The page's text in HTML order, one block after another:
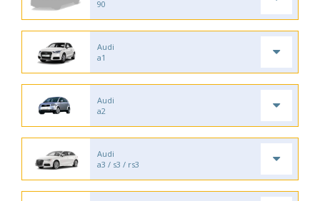
90
Audi
a1
Audi
a2
Audi
a3 / s3 / rs3